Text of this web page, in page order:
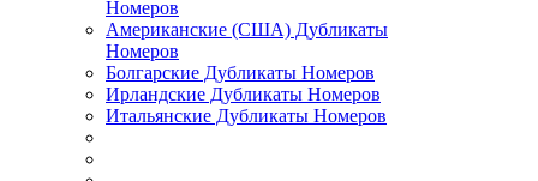
Номеров
Американские (США) Дубликаты
Номеров
Болгарские Дубликаты Номеров
Ирландские Дубликаты Номеров
Итальянские Дубликаты Номеров